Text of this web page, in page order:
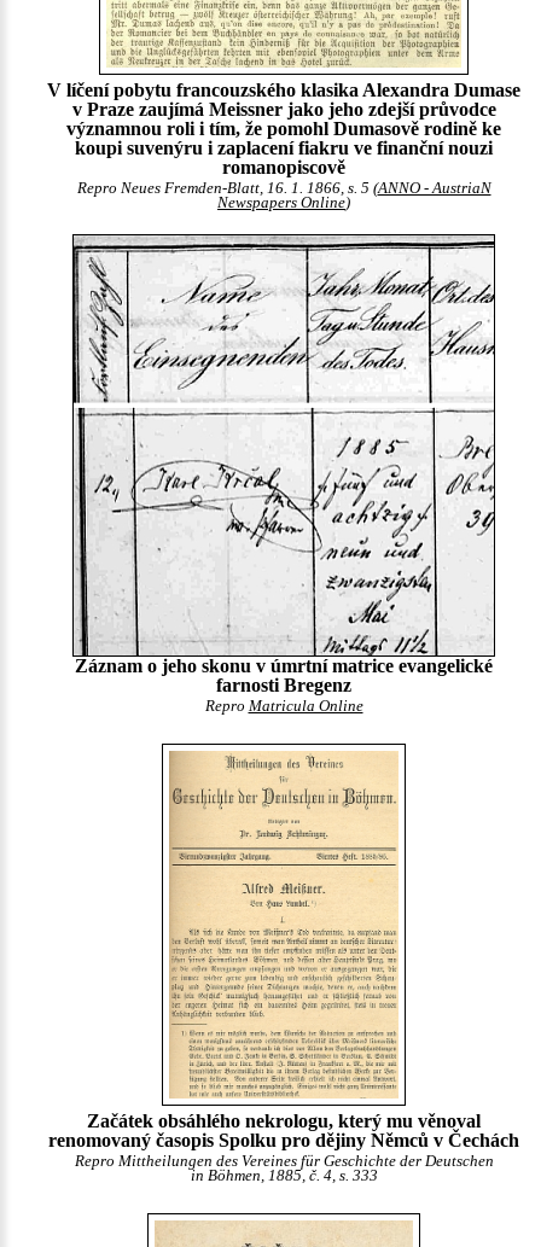
V líčení pobytu francouzského klasika Alexandra Dumase
v Praze zaujímá Meissner jako jeho zdejší průvodce
významnou roli i tím, že pomohl Dumasově rodině ke
koupi suvenýru i zaplacení fiakru ve finanční nouzi
romanopiscově
Repro Neues Fremden-Blatt, 16. 1. 1866, s. 5 (ANNO - AustriaN
Newspapers Online)
Záznam o jeho skonu v úmrtní matrice evangelické
farnosti Bregenz
Repro Matricula Online
Začátek obsáhlého nekrologu, který mu věnoval
renomovaný časopis Spolku pro dějiny Němců v Čechách
Repro Mittheilungen des Vereines für Geschichte der Deutschen
in Böhmen, 1885, č. 4, s. 333